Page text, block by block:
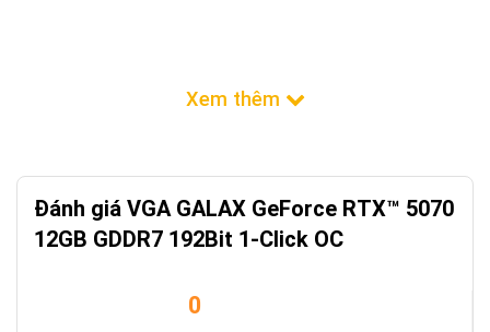
Đánh giá VGA GALAX GeForce RTX™ 5070
12GB GDDR7 192Bit 1-Click OC
0